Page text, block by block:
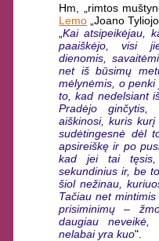
Hm, „rimtos
Lemo „Joano
„Kai atsipeikėjau,
paaiškėjo, visi
dienomis,
net iš būsimų
mėlynėmis, o penki
to, kad nedelsiant
Pradėjo
aiškinosi, kuris
sudėtingesnė dėl
apsireiškę ir po
kad jei tai
sekundinius ir, be
šiol nežinau,
Tačiau net
prisiminimų –
daugiau
nelabai yra kuo".